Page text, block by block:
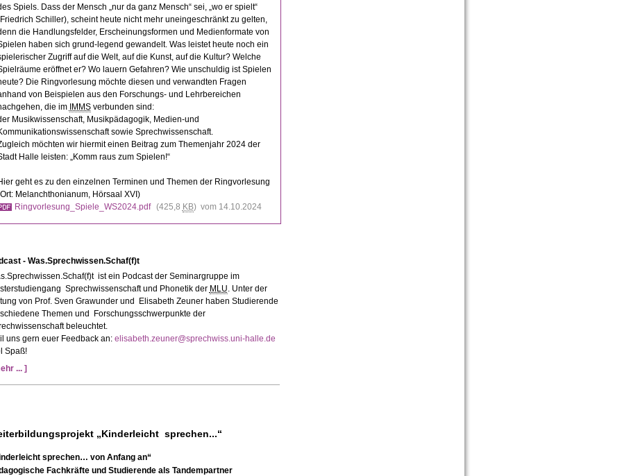
Spiels. Dass der Mensch „nur da ganz Mensch“ sei, „wo er spielt“
Schiller), scheint heute nicht mehr uneingeschränkt zu gelten,
die Handlungsfelder, Erscheinungsformen und Medienformate von
haben sich grund-legend gewandelt. Was leistet heute noch ein
Zugriff auf die Welt, auf die Kunst, auf die Kultur? Welche
eröffnet er? Wo lauern Gefahren? Wie unschuldig ist Spielen
Die Ringvorlesung möchte diesen und verwandten Fragen
von Beispielen aus den Forschungs- und Lehrbereichen
die im IMMSverbunden sind:
Musikwissenschaft, Musikpädagogik, Medien-und
sowie Sprechwissenschaft.
möchten wir hiermit einen Beitrag zum Themenjahr 2024 der
Halle leisten: „Komm raus zum Spielen!“
geht es zu den einzelnen Terminen und Themen der Ringvorlesung
Melanchthonianum, Hörsaal XVI)
Ringvorlesung_Spiele_WS2024.pdf (425,8 KB) vom 14.10.2024
- Was.Sprechwissen.Schaf(f)t
ist ein Podcast der Seminargruppe im
⁠Sprechwissenschaft und Phonetik⁠ der MLU. Unter der
von Prof. Sven Grawunder und Elisabeth Zeuner haben Studierende
Themen und Forschungsschwerpunkte der
beleuchtet.
uns gern euer Feedback an: elisabeth.zeuner@sprechwiss.uni-halle.de
Spaß!
... ]
„Kinderleicht sprechen...“
sprechen… von Anfang an“
Fachkräfte und Studierende als Tandempartner